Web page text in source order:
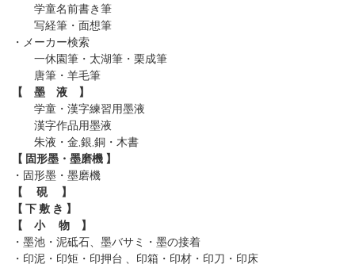
学童名前書き筆
写経筆・面想筆
・メーカー検索
一休園筆 ・太湖筆 ・栗成筆
唐筆 ・羊毛筆
【 墨 液 】
学童・漢字練習用墨液
漢字作品用墨液
朱液・金,銀,銅・木書
【 固形墨・墨磨機 】
・固形墨 ・墨磨機
【 硯 】
【 下 敷 き 】
【 小 物 】
・墨池・泥砥石、墨バサミ・墨の接着
・印泥・印矩・印押台 、印箱・印材・印刀・印床